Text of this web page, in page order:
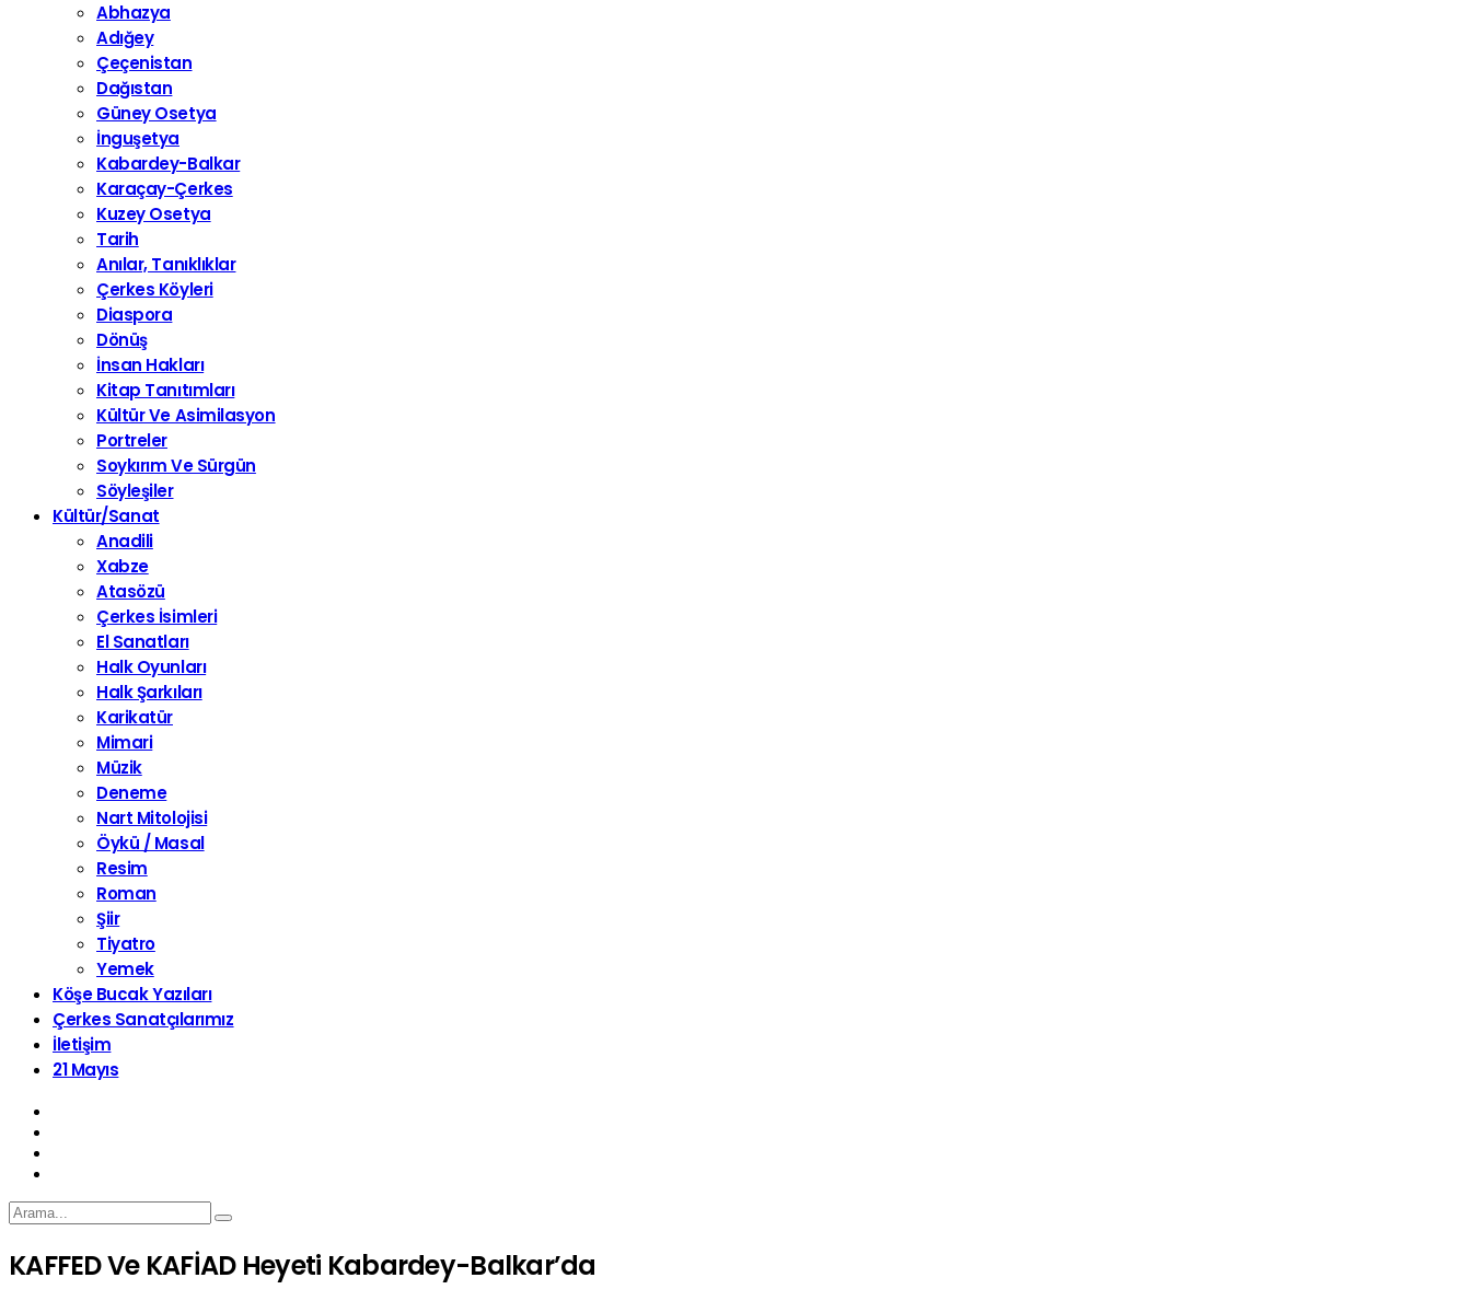
Abhazya
Adığey
Çeçenistan
Dağıstan
Güney Osetya
İnguşetya
Kabardey-Balkar
Karaçay-Çerkes
Kuzey Osetya
Tarih
Anılar, Tanıklıklar
Çerkes Köyleri
Diaspora
Dönüş
İnsan Hakları
Kitap Tanıtımları
Kültür Ve Asimilasyon
Portreler
Soykırım Ve Sürgün
Söyleşiler
Kültür/Sanat
Anadili
Xabze
Atasözü
Çerkes İsimleri
El Sanatları
Halk Oyunları
Halk Şarkıları
Karikatür
Mimari
Müzik
Deneme
Nart Mitolojisi
Öykü / Masal
Resim
Roman
Şiir
Tiyatro
Yemek
Köşe Bucak Yazıları
Çerkes Sanatçılarımız
İletişim
21 Mayıs
KAFFED Ve KAFİAD Heyeti Kabardey-Balkar’da